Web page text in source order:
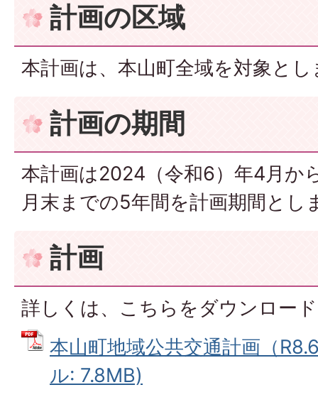
計画の区域
本計画は、本山町全域を対象とし
計画の期間
本計画は2024（令和6）年4月か
月末までの5年間を計画期間とし
計画
詳しくは、こちらをダウンロー
本山町地域公共交通計画（
ル: 7.8MB)